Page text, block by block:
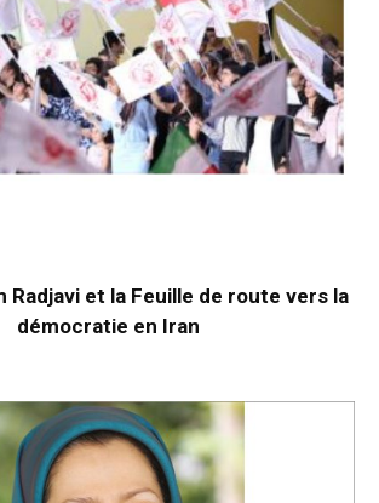
Radjavi et la Feuille de route vers la
démocratie en Iran